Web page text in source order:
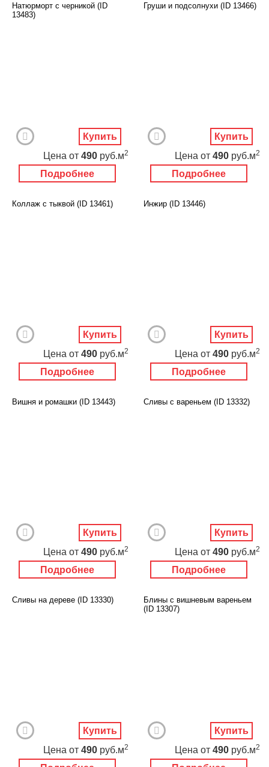
Натюрморт с черникой (ID
13483)
Подробнее
Цена от 490 руб.м2
Купить
Груши и подсолнухи (ID 13466)
Подробнее
Цена от 490 руб.м2
Купить
Коллаж с тыквой (ID 13461)
Подробнее
Цена от 490 руб.м2
Купить
Инжир (ID 13446)
Подробнее
Цена от 490 руб.м2
Купить
Вишня и ромашки (ID 13443)
Подробнее
Цена от 490 руб.м2
Купить
Сливы с вареньем (ID 13332)
Подробнее
Цена от 490 руб.м2
Купить
Сливы на дереве (ID 13330)
Цена от 490 руб.м2
Купить
Блины с вишневым вареньем
(ID 13307)
Цена от 490 руб.м2
Купить